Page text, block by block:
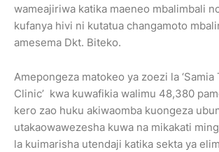
wameajiriwa katika maeneo mbalimbali
kufanya hivi ni kutatua changamoto
amesema Dkt. Biteko.
Amepongeza matokeo ya zoezi la
Clinic’ kwa kuwafikia walimu 48,380
kero zao huku akiwaomba kuongeza
utakaowawezesha kuwa na mikakati
la kuimarisha utendaji katika sekta ya